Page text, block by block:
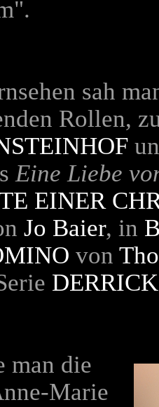
sah
Rollen,
sEine Liebe
EINER
Jo Baier, in
von
DERRICK
man die
Marie